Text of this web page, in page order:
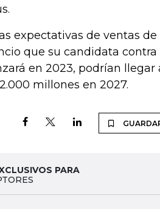
expectativas de ventas de
que su candidata contra
en 2023, podrían llegar
millones en 2027.
PARA